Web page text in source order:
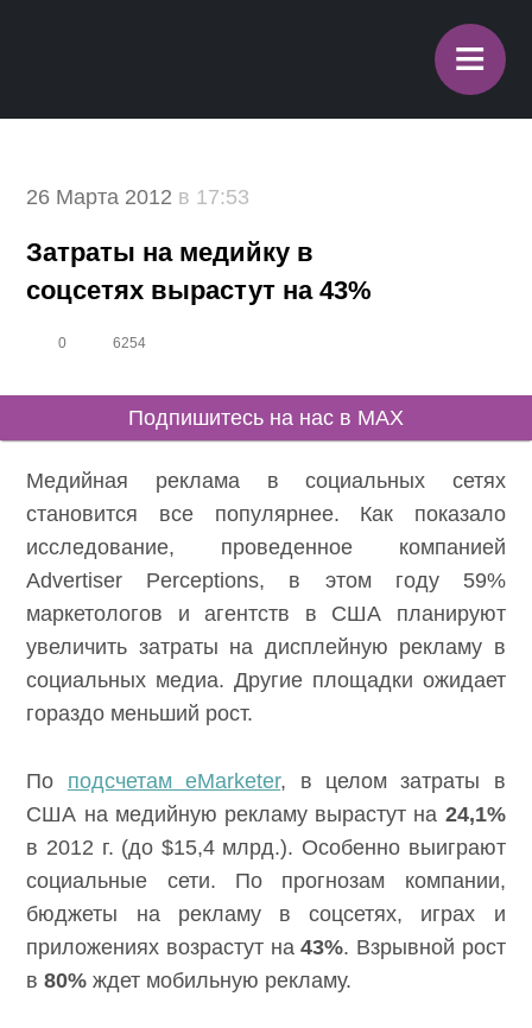
≡
26 Марта 2012 в 17:53
Затраты на медийку в
соцсетях вырастут на 43%
0 6254
Подпишитесь на нас в MAX
Медийная реклама в социальных сетях
становится все популярнее. Как показало
исследование, проведенное компанией
Advertiser Perceptions, в этом году 59%
маркетологов и агентств в США планируют
увеличить затраты на дисплейную рекламу в
социальных медиа. Другие площадки ожидает
гораздо меньший рост.
По подсчетам eMarketer, в целом затраты в
США на медийную рекламу вырастут на 24,1%
в 2012 г. (до $15,4 млрд.). Особенно выиграют
социальные сети. По прогнозам компании,
бюджеты на рекламу в соцсетях, играх и
приложениях возрастут на43%. Взрывной рост
в80% ждет мобильную рекламу.